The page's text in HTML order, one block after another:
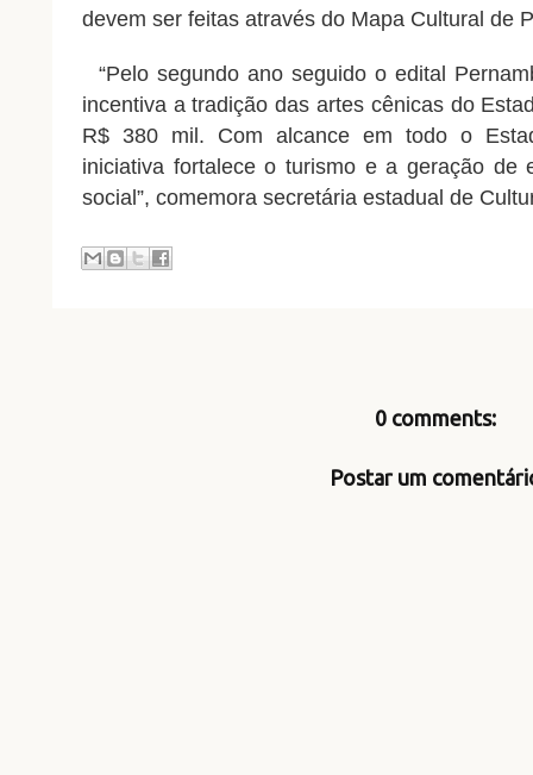
devem ser feitas através do Mapa Cultural de
“Pelo segundo ano seguido o edital
incentiva a tradição das artes cênicas do
R$ 380 mil. Com alcance em todo o
iniciativa fortalece o turismo e a geração de
social”, comemora secretária estadual de
0 comments:
Postar um